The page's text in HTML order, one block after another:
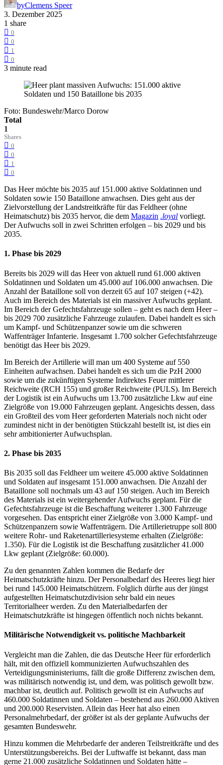
byClemens Speer
3. Dezember 2025
1 share
0
0
1
0
3 minute read
Foto: Bundeswehr/Marco Dorow
Total
1
Shares
0
0
1
0
Das Heer möchte bis 2035 auf 151.000 aktive Soldatinnen und
Soldaten sowie 150 Bataillone anwachsen. Dies geht aus der
Zielvorstellung der Landstreitkräfte für das Feldheer (ohne
Heimatschutz) bis 2035 hervor, die dem Magazin .loyal vorliegt.
Der Aufwuchs soll in zwei Schritten erfolgen – bis 2029 und bis
2035.
1. Phase bis 2029
Bereits bis 2029 will das Heer von aktuell rund 61.000 aktiven
Soldatinnen und Soldaten um 45.000 auf 106.000 anwachsen. Die
Anzahl der Bataillone soll von derzeit 65 auf 107 steigen (+42).
Auch im Bereich des Materials ist ein massiver Aufwuchs geplant.
Im Bereich der Gefechtsfahrzeuge sollen – geht es nach dem Heer –
bis 2029 700 zusätzliche Fahrzeuge zulaufen. Dabei handelt es sich
um Kampf- und Schützenpanzer sowie um die schweren
Waffenträger Infanterie. Insgesamt 1.700 solcher Gefechtsfahrzeuge
benötigt das Heer bis 2029.
Im Bereich der Artillerie will man um 400 Systeme auf 550
Einheiten aufwachsen. Dabei handelt es sich um die PzH 2000
sowie um die zukünftigen Systeme Indirektes Feuer mittlerer
Reichweite (RCH 155) und großer Reichweite (PULS). Im Bereich
der Logistik ist ein Aufwuchs um 13.700 zusätzliche Lkw auf eine
Zielgröße von 19.000 Fahrzeugen geplant. Angesichts dessen, dass
ein Großteil des vom Heer geforderten Materials noch nicht oder
zumindest nicht in der benötigten Stückzahl bestellt ist, ist dies ein
sehr ambitionierter Aufwuchsplan.
2. Phase bis 2035
Bis 2035 soll das Feldheer um weitere 45.000 aktive Soldatinnen
und Soldaten auf insgesamt 151.000 anwachsen. Die Anzahl der
Bataillone soll nochmals um 43 auf 150 steigen. Auch im Bereich
des Materials ist ein weitergehender Aufwuchs geplant. Für die
Gefechtsfahrzeuge ist die Beschaffung weiterer 1.300 Fahrzeuge
vorgesehen. Das entspricht einer Zielgröße von 3.000 Kampf- und
Schützenpanzern sowie Waffenträgern. Die Artillerietruppe soll 800
weitere Rohr- und Raketenartilleriesysteme erhalten (Zielgröße:
1.350). Für die Logistik ist die Beschaffung zusätzlicher 41.000
Lkw geplant (Zielgröße: 60.000).
Zu den genannten Zahlen kommen die Bedarfe der
Heimatschutzkräfte hinzu. Der Personalbedarf des Heeres liegt hier
bei rund 145.000 Heimatschützern. Folglich dürfte aus der jüngst
aufgestellten Heimatschutzdivision sehr bald ein neues
Territorialheer werden. Zu den Materialbedarfen der
Heimatschutzkräfte ist hingegen öffentlich noch nichts bekannt.
Militärische Notwendigkeit vs. politische Machbarkeit
Vergleicht man die Zahlen, die das Deutsche Heer für erforderlich
hält, mit den offiziell kommunizierten Aufwuchszahlen des
Verteidigungsministeriums, fällt die große Differenz zwischen dem,
was militärisch notwendig ist, und dem, was politisch gewollt bzw.
machbar ist, deutlich auf. Politisch gewollt ist ein Aufwuchs auf
460.000 Soldatinnen und Soldaten – bestehend aus 260.000 Aktiven
und 200.000 Reservisten. Allein das Heer hat also einen
Personalmehrbedarf, der größer ist als der geplante Aufwuchs der
gesamten Bundeswehr.
Hinzu kommen die Mehrbedarfe der anderen Teilstreitkräfte und des
Unterstützungsbereichs. Bei der Luftwaffe ist bekannt, dass man
gerne 21.000 zusätzliche Soldatinnen und Soldaten hätte –